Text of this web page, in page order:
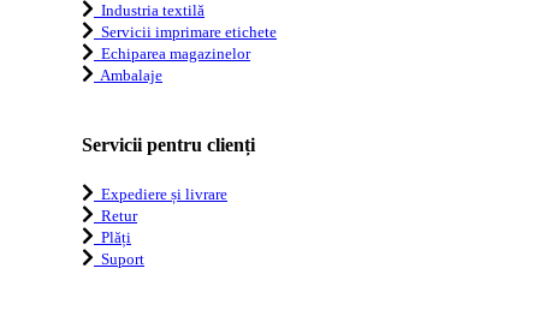
Industria textilă
Servicii imprimare etichete
Echiparea magazinelor
Ambalaje
Servicii pentru clienți
Expediere și livrare
Retur
Plăți
Suport